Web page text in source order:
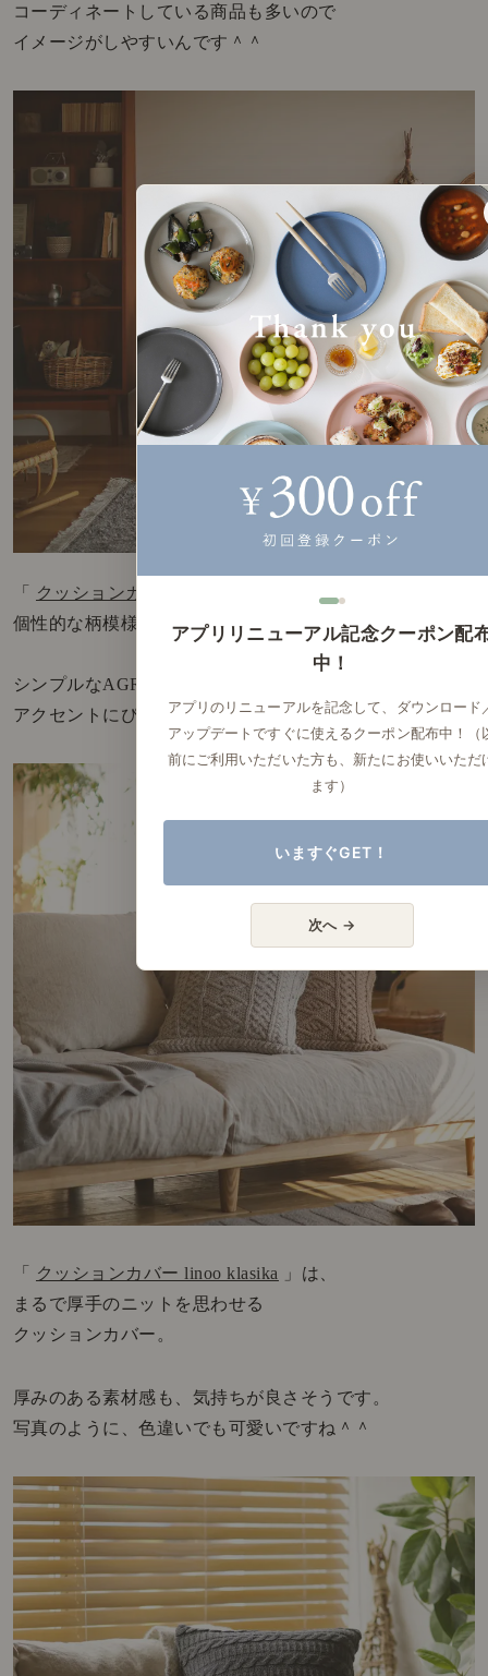
コーディネートしている商品も多いので
イメージがしやすいんです＾＾
「 クッションカバー WOOLEN
個性的な柄模様が魅力。
シンプルなAGRAソファーの
アクセントにぴったりです。
「 クッションカバー linoo klasika
」は、
まるで厚手のニットを思わせる
クッションカバー。
厚みのある素材感も、気持ちが良さそうです。
写真のように、色違いでも可愛いですね＾＾
アプリリニューアル記念クーポン配
中！
アプリのリニューアルを記念して、ダウンロード
アップデートですぐに使えるクーポン配布中！（
前にご利用いただいた方も、新たにお使いいただ
ます）
いますぐGET！
次へ →